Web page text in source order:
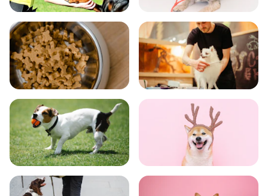
飼い方 健康
食事 お手入れ
トレーニング グッズ